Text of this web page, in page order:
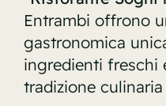
Entrambi offrono
gastronomica
ingredienti freschi
tradizione